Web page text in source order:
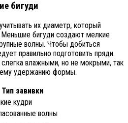
бигуди
их диаметр, который
Меньшие бигуди создают мелкие
волны. Чтобы добиться
правильно подготовить пряди.
влажными, но не мокрыми, так
удержанию формы.
Тип завивки
кудри
волны